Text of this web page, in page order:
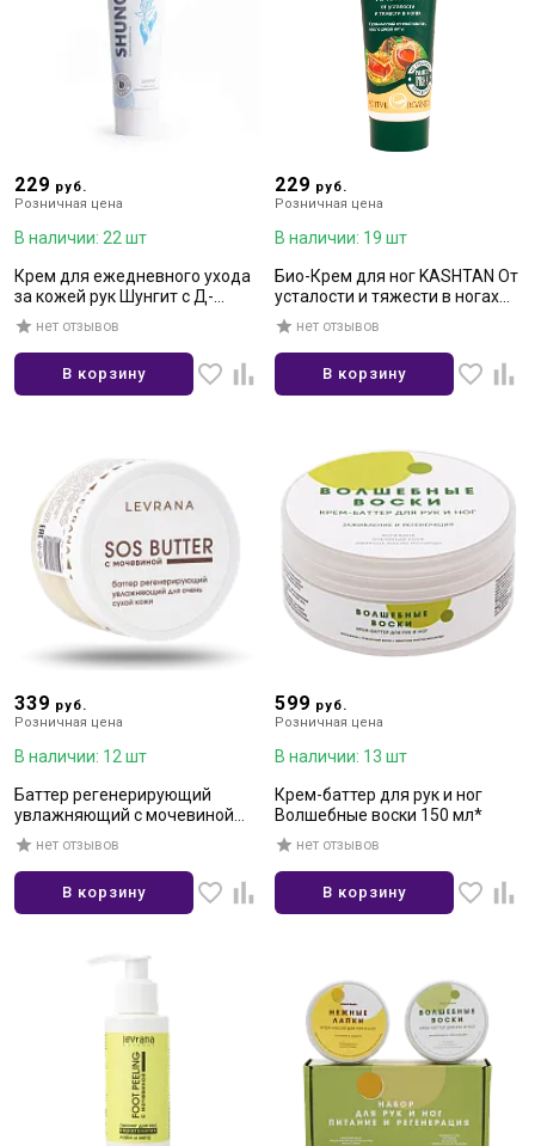
229 руб.
Розничная цена
В наличии: 22 шт
Крем для ежедневного ухода
за кожей рук Шунгит с Д-
пантенолом 5% 100мл
нет отзывов
В корзину
229 руб.
Розничная цена
В наличии: 19 шт
Био-Крем для ног KASHTAN От
усталости и тяжести в ногах
75млнет отзывов
В корзину
339 руб.
Розничная цена
В наличии: 12 шт
Баттер регенерирующий
увлажняющий с мочевиной
для очень сухой кожи 100 мл
нет отзывов
В корзину
599 руб.
Розничная цена
В наличии: 13 шт
Крем-баттер для рук и ног
Волшебные воски 150 мл*
нет отзывов
В корзину